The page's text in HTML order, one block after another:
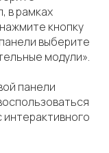
в рамках
кнопку
выберите
модули».
панели